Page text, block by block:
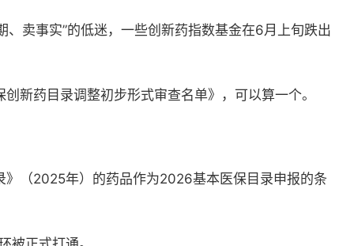
卖事实”的低迷， 一些创新药指数基金在6月上旬跌出
新药目录调整初步形式审查名单》 ， 可以算一个。
（2025年）的药品作为2026基本医保目录申报的条